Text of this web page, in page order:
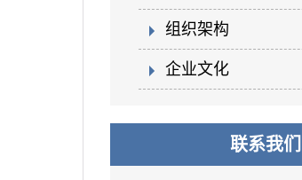
组织架构
企业文化
联系我们